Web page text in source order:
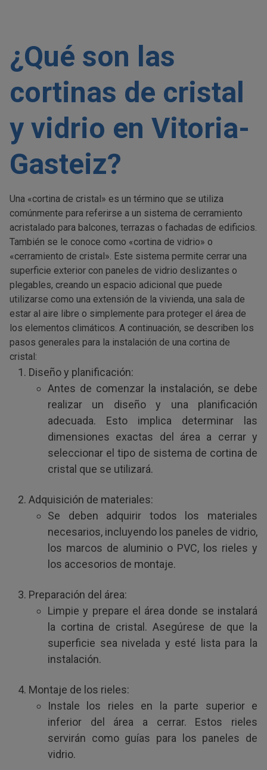
¿Qué son las
cortinas de cristal
y vidrio en Vitoria-
Gasteiz?
Una «cortina de cristal» es un término que se utiliza
comúnmente para referirse a un sistema de cerramiento
acristalado para balcones, terrazas o fachadas de edificios.
También se le conoce como «cortina de vidrio» o
«cerramiento de cristal». Este sistema permite cerrar una
superficie exterior con paneles de vidrio deslizantes o
plegables, creando un espacio adicional que puede
utilizarse como una extensión de la vivienda, una sala de
estar al aire libre o simplemente para proteger el área de
los elementos climáticos. A continuación, se describen los
pasos generales para la instalación de una cortina de
cristal:
Diseño y planificación:
Antes de comenzar la instalación, se debe
realizar un diseño y una planificación
adecuada. Esto implica determinar las
dimensiones exactas del área a cerrar y
seleccionar el tipo de sistema de cortina de
cristal que se utilizará.
Adquisición de materiales:
Se deben adquirir todos los materiales
necesarios, incluyendo los paneles de vidrio,
los marcos de aluminio o PVC, los rieles y
los accesorios de montaje.
Preparación del área:
Limpie y prepare el área donde se instalará
la cortina de cristal. Asegúrese de que la
superficie sea nivelada y esté lista para la
instalación.
Montaje de los rieles:
Instale los rieles en la parte superior e
inferior del área a cerrar. Estos rieles
servirán como guías para los paneles de
vidrio.